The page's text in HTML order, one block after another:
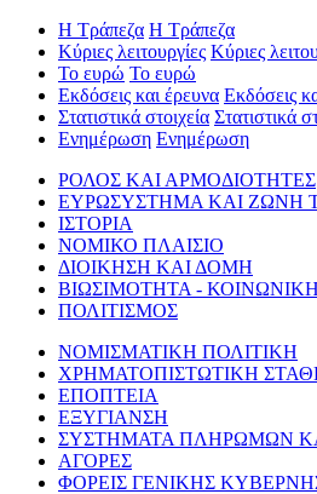
Η Τράπεζα Η Τράπεζα
Κύριες λειτουργίες Κύριες
Το ευρώ Το ευρώ
Εκδόσεις και έρευνα Εκδόσεις
Στατιστικά στοιχεία Στατιστικά
Ενημέρωση Ενημέρωση
ΡΟΛΟΣ ΚΑΙ ΑΡΜΟΔΙΟΤΗΤΕΣ
ΕΥΡΩΣΥΣΤΗΜΑ ΚΑΙ ΖΩΝΗ
ΙΣΤΟΡΙΑ
ΝΟΜΙΚΟ ΠΛΑΙΣΙΟ
ΔΙΟΙΚΗΣΗ ΚΑΙ ΔΟΜΗ
ΒΙΩΣΙΜΟΤΗΤΑ -
ΠΟΛΙΤΙΣΜΟΣ
ΝΟΜΙΣΜΑΤΙΚΗ ΠΟΛΙΤΙΚΗ
ΧΡΗΜΑΤΟΠΙΣΤΩΤΙΚΗ
ΕΠΟΠΤΕΙΑ
ΕΞΥΓΙΑΝΣΗ
ΣΥΣΤΗΜΑΤΑ ΠΛΗΡΩΜΩΝ
ΑΓΟΡΕΣ
ΦΟΡΕΙΣ ΓΕΝΙΚΗΣ